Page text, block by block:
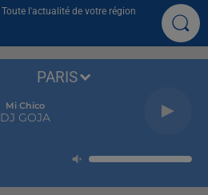
Toute l'actualité de votre région
Mi Chico
DJ GOJA
PARIS